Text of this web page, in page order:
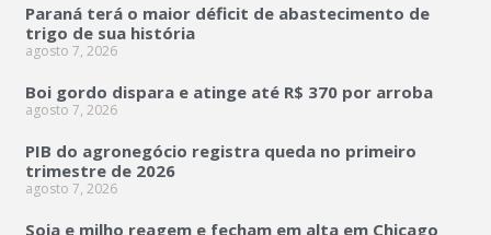
Paraná terá o maior déficit de abastecimento de
trigo de sua história
agosto 7, 2026
Boi gordo dispara e atinge até R$ 370 por arroba
agosto 7, 2026
PIB do agronegócio registra queda no primeiro
trimestre de 2026
agosto 7, 2026
Soja e milho reagem e fecham em alta em Chicago